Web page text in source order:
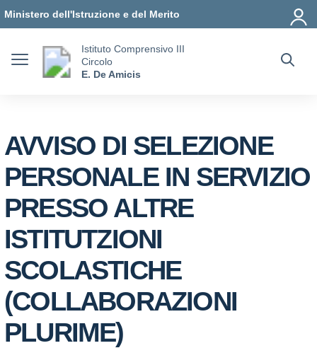
Ministero dell'Istruzione e del Merito
Istituto Comprensivo III
Circolo
E. De Amicis
AVVISO DI SELEZIONE
PERSONALE IN SERVIZIO
PRESSO ALTRE
ISTITUTZIONI
SCOLASTICHE
(COLLABORAZIONI
PLURIME)